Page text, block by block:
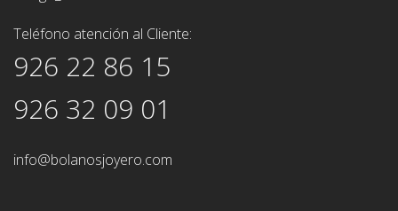
Teléfono atención al Cliente:
926 22 86 15
926 32 09 01
info@bolanosjoyero.com